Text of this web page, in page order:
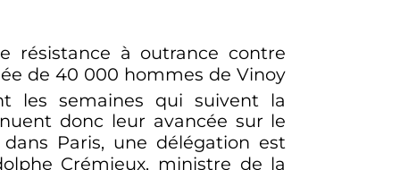
à outrance contre
de40 000 hommes de Vinoy
les semaines qui suivent la
donc leur avancée sur le
Paris, une délégation est
Crémieux, ministre de la